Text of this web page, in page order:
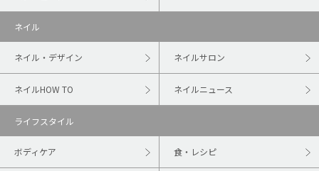
ネイル
ネイル・デザイン ネイルサロン
ネイルHOW TO ネイルニュース
ライフスタイル
ボディケア 食・レシピ